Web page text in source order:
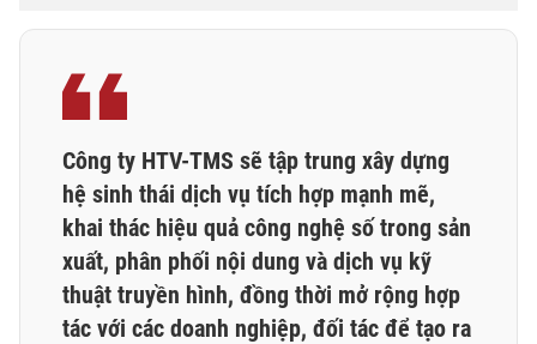
Công ty HTV-TMS sẽ tập trung xây dựng
hệ sinh thái dịch vụ tích hợp mạnh mẽ,
khai thác hiệu quả công nghệ số trong sản
xuất, phân phối nội dung và dịch vụ kỹ
thuật truyền hình, đồng thời mở rộng hợp
tác với các doanh nghiệp, đối tác để tạo ra